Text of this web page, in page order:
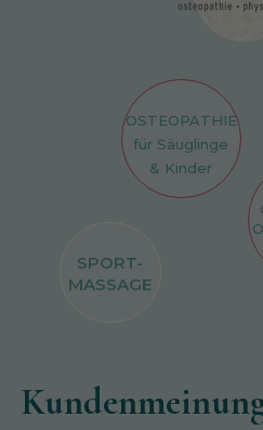
OSTEOPATHIE
für Säuglinge
& Kinder
SPORT-
MASSAGE